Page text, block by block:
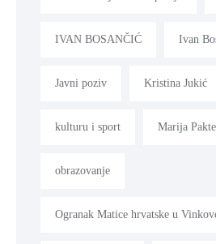
IVAN BOSANČIĆ Ivan
Javni poziv Kristina Jukić
kulturu i sport Marija
obrazovanje
Ogranak Matice hrvatske u